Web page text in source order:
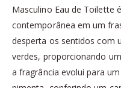
Masculino Eau de Toilette
contemporânea em um
desperta os sentidos com
verdes, proporcionando
a fragrância evolui para